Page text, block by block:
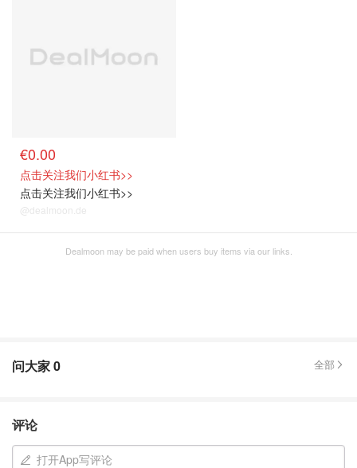
€0.00
点击关注我们小红书>>
点击关注我们小红书>>
@dealmoon.de
Dealmoon may be paid when users buy items via our links.
问大家0 全部
评论
打开App写评论